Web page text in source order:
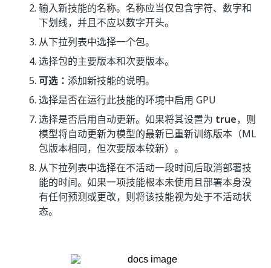
输入新技能的名称。名称应当仅包含字符、数字和
下划线，并且不应以数字开头。
从下拉列表中选择一个包。
选择包的主要版本和次要版本。
可选： 添加新技能的说明。
选择是否在运行此技能的环境中启用 GPU
选择是否启用自动更新。如果将其设置为 true，则
模型将自动更新为模型的最新已重新训练版本（ML
包版本相同，但次要版本较新）。
从下拉列表中选择在不活动一段时间后取消部署技
能的时间。如果一项技能根本未使用且部署本身没
有任何预测或更改，则将该技能视为处于不活动状
态。